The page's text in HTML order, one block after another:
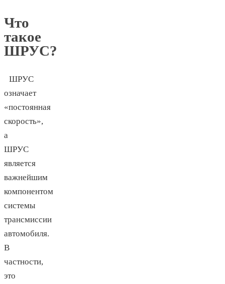
Что
такое
ШРУС?
ШРУС
означает
«постоянная
скорость»,
а
ШРУС
является
важнейшим
компонентом
системы
трансмиссии
автомобиля.
В
частности,
это